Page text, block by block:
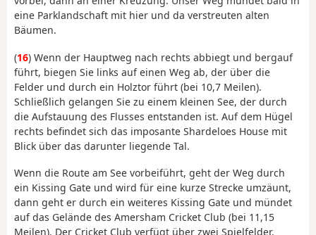
eine Parklandschaft mit hier und da verstreuten alten
Bäumen.
(16) Wenn der Hauptweg nach rechts abbiegt und bergauf
führt, biegen Sie links auf einen Weg ab, der über die
Felder und durch ein Holztor führt (bei 10,7 Meilen).
Schließlich gelangen Sie zu einem kleinen See, der durch
die Aufstauung des Flusses entstanden ist. Auf dem Hügel
rechts befindet sich das imposante Shardeloes House mit
Blick über das darunter liegende Tal.
Wenn die Route am See vorbeiführt, geht der Weg durch
ein Kissing Gate und wird für eine kurze Strecke umzäunt,
dann geht er durch ein weiteres Kissing Gate und mündet
auf das Gelände des Amersham Cricket Club (bei 11,15
Meilen). Der Cricket Club verfügt über zwei Spielfelder,